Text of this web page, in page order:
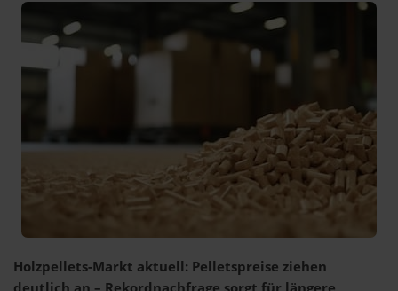
Holzpellets-Markt aktuell: Pelletspreise ziehen